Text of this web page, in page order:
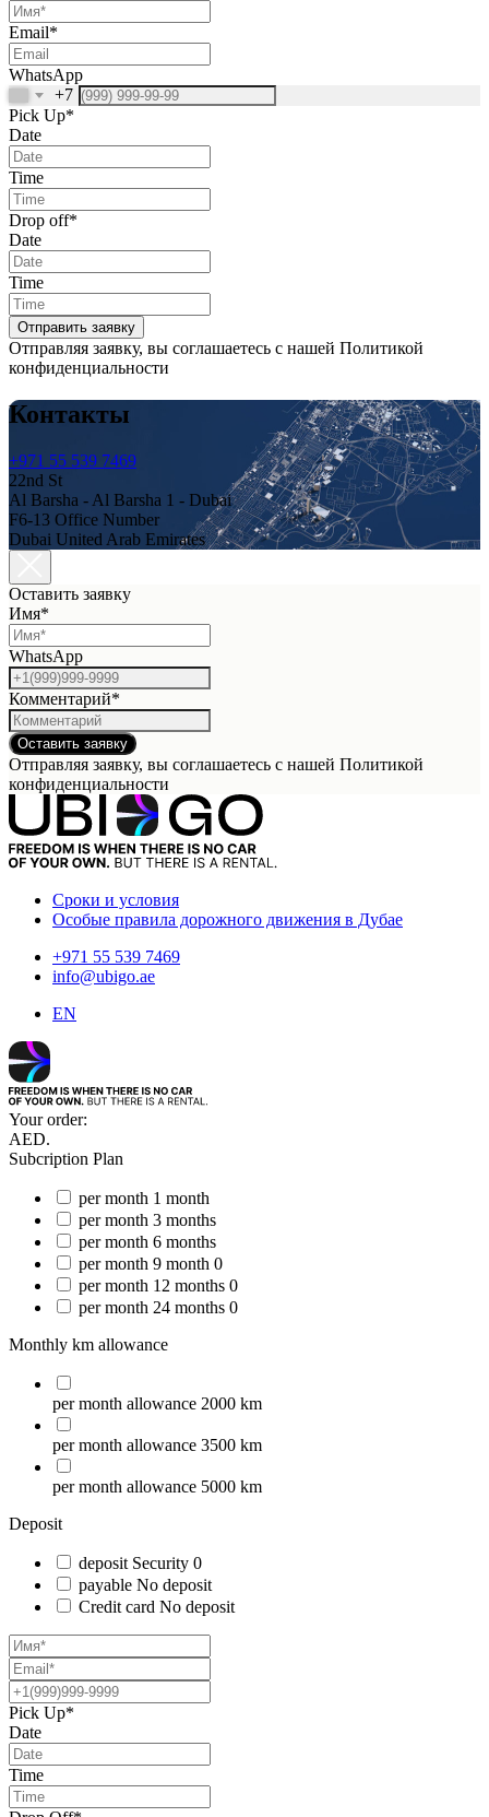
Email*
WhatsApp
+7
Pick Up*
Date
Time
Drop off*
Date
Time
Отправить заявку
Отправляя заявку, вы соглашаетесь с нашей Политикой
конфиденциальности
Контакты
+971 55 539 7469
22nd St
Al Barsha - Al Barsha 1 - Dubai
F6-13 Office Number
Dubai United Arab Emirates
Оставить заявку
Имя*
WhatsApp
Комментарий*
Оставить заявку
Отправляя заявку, вы соглашаетесь с нашей Политикой
конфиденциальности
Сроки и условия
Особые правила дорожного движения в Дубае
+971 55 539 7469
info@ubigo.ae
EN
Your order:
AED.
Subcription Plan
per month 1 month
per month 3 months
per month 6 months
per month 9 month 0
per month 12 months 0
per month 24 months 0
Monthly km allowance
per month allowance 2000 km
per month allowance 3500 km
per month allowance 5000 km
Deposit
deposit Security 0
payable No deposit
Credit card No deposit
Pick Up*
Date
Time